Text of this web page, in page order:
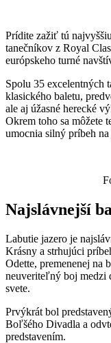
Prídite zažiť tú
tanečníkov z Royal
európskeho turné
Spolu 35 excelentných
klasického baletu,
ale aj úžasné herecké
Okrem toho sa môžete
umocnia silný príbeh
Najslávnejší
Labutie jazero je
Krásny a strhujúci
Odette, premenenej na
neuveriteľný boj medzi
svete.
Prvýkrát bol
Boľšého Divadla a
predstavením.